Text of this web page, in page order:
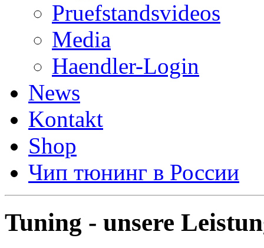
Pruefstandsvideos
Media
Haendler-Login
News
Kontakt
Shop
Чип тюнинг в России
Tuning - unsere